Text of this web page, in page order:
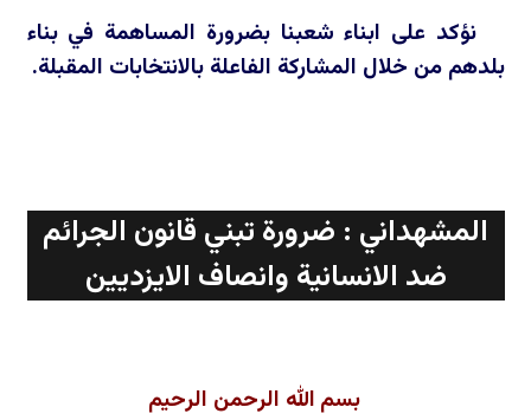
نؤكد على ابناء شعبنا بضرورة المساهمة في بناء
بلدهم من خلال المشاركة الفاعلة بالانتخابات المقبلة.
المشهداني : ضرورة تبني قانون الجرائم
ضد الانسانية وانصاف الايزديين
بسم الله الرحمن الرحيم